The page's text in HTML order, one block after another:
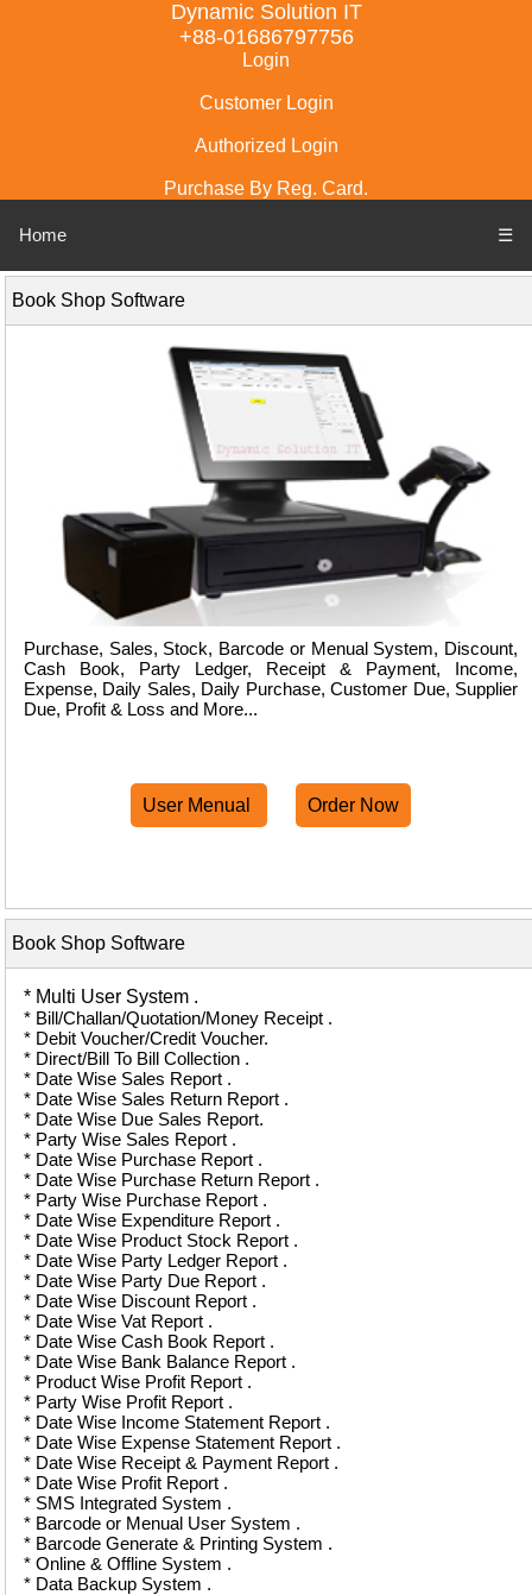
Dynamic Solution IT
+88-01686797756
Login
Customer Login
Authorized Login
Purchase By Reg. Card.
Home ☰
Book Shop Software
Purchase, Sales, Stock, Barcode or Menual System, Discount,
Cash Book, Party Ledger, Receipt & Payment, Income,
Expense, Daily Sales, Daily Purchase, Customer Due, Supplier
Due, Profit & Loss and More...
User Menual Order Now
Book Shop Software
* Multi User System .
* Bill/Challan/Quotation/Money Receipt .
* Debit Voucher/Credit Voucher.
* Direct/Bill To Bill Collection .
* Date Wise Sales Report .
* Date Wise Sales Return Report .
* Date Wise Due Sales Report.
* Party Wise Sales Report .
* Date Wise Purchase Report .
* Date Wise Purchase Return Report .
* Party Wise Purchase Report .
* Date Wise Expenditure Report .
* Date Wise Product Stock Report .
* Date Wise Party Ledger Report .
* Date Wise Party Due Report .
* Date Wise Discount Report .
* Date Wise Vat Report .
* Date Wise Cash Book Report .
* Date Wise Bank Balance Report .
* Product Wise Profit Report .
* Party Wise Profit Report .
* Date Wise Income Statement Report .
* Date Wise Expense Statement Report .
* Date Wise Receipt & Payment Report .
* Date Wise Profit Report .
* SMS Integrated System .
* Barcode or Menual User System .
* Barcode Generate & Printing System .
* Online & Offline System .
* Data Backup System .